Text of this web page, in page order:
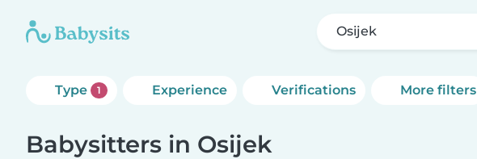
Osijek
Type 1 Experience Verifications More filters
Babysitters in Osijek